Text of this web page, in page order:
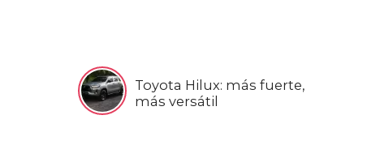
Toyota Hilux: más fuerte,
más versátil